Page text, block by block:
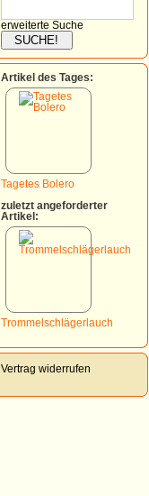
erweiterte Suche
Artikel des Tages:
Tagetes Bolero
zuletzt angeforderter
Artikel:
Trommelschlägerlauch
Vertrag widerrufen